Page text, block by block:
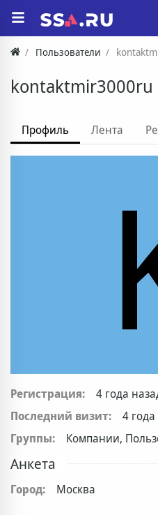
Пользователи
kontaktmir3000ru
Профиль Лента
Регистрация:
4 года
Последний визит:
4
Группы:
Компании,
Анкета
Город: Москва